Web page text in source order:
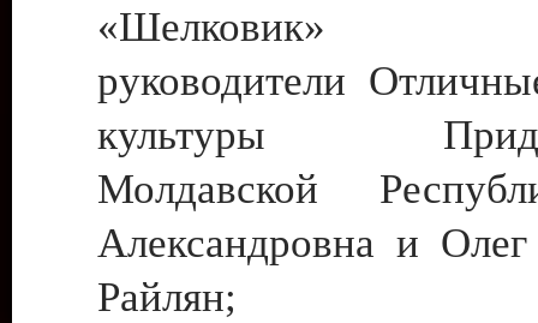
«Шелковик»
руководители
культуры
Молдавской
Александровна и
Райлян;